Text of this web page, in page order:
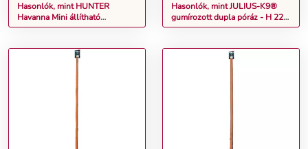
Hasonlók, mint HUNTER
Havanna Mini állítható
kutyapóráz, szeder, H 200cm, Sz
Hasonlók, mint JULIUS-K9®
gumírozott dupla póráz - H 220
cm x Sz 20 mm, max. 50 kg-ig